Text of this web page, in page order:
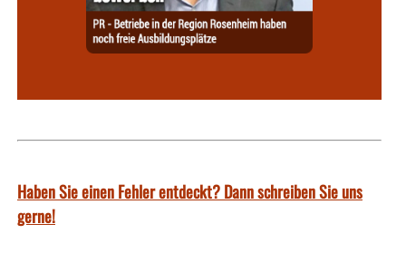
Haben Sie einen Fehler entdeckt? Dann schreiben Sie uns
gerne!